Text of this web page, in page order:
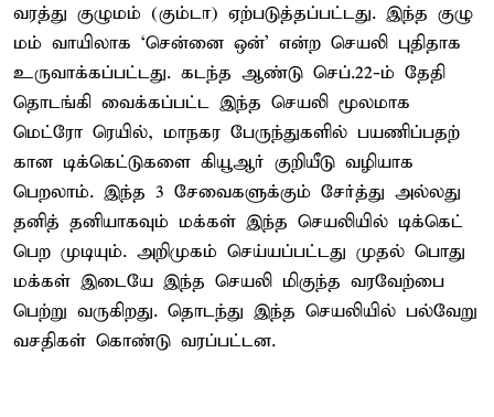
வரத்து குழு​மம் (கும்​டா) ஏற்​படுத்​தப்​பட்​டது. இந்த குழு​
மம் வாயி​லாக ‘சென்னை ஒன்’ என்ற செயலி புதி​தாக
உரு​வாக்​கப்​பட்​டது. கடந்த ஆண்டு செப்​.22-ம் தேதி
தொடங்கி வைக்​கப்​பட்ட இந்த செயலி மூல​மாக
மெட்ரோ ரெயில், மாநகர பேருந்​துகளில் பயணிப்​ப​தற்​
கான டிக்​கெட்​டு​களை கியூஆர் குறி​யீடு வழி​யாக
பெறலாம். இந்த 3 சேவை​களுக்​கும் சேர்த்து அல்​லது
தனித் தனி​யாக​வும் மக்​கள் இந்த செயலியில் டிக்​கெட்
பெற முடி​யும். அறி​முகம் செய்​யப்​பட்​டது முதல் பொது​
மக்​கள் இடையே இந்த செயலி மிகுந்த வரவேற்பை
பெற்று வரு​கிறது. தொடந்து இந்த செயலியில் பல்​வேறு
வசதி​கள் கொண்டு வரப்​பட்​டன.